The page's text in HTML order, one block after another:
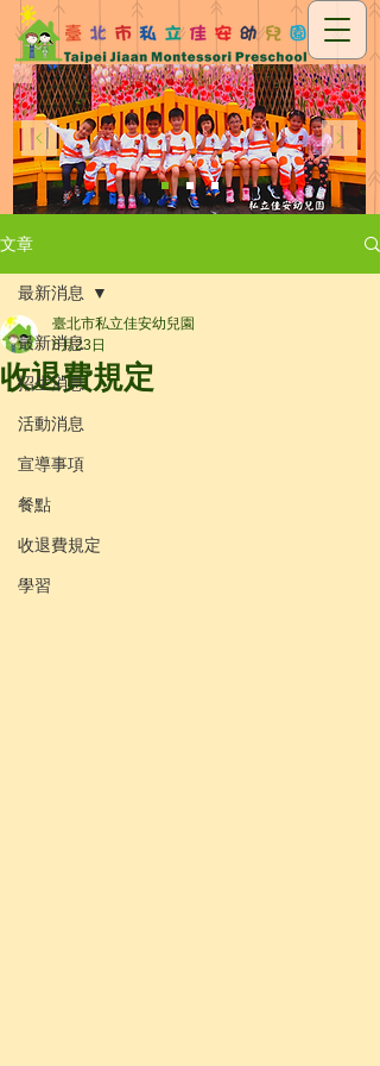
文章
最新消息
招生消息
活動消息
宣導事項
餐點
收退費規定
學習
最新消息
收退費規定
臺北市私立佳安幼兒園
6月23日